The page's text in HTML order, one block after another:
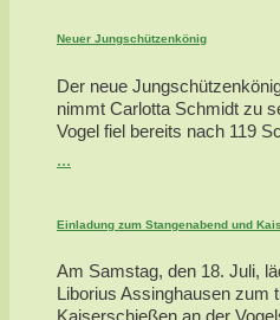
Neuer Jungschützenkönig
Der neue
nimmt Carlotta Schmidt zu
Vogel fiel bereits nach 119
...
Einladung zum Stangenabend und
Am Samstag, den 18. Juli,
Liborius Assinghausen zum